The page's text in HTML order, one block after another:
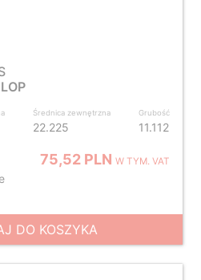
Średnica zewnętrzna
22.225
Grubość
11.112
75,52 PLNW TYM. VAT
DO KOSZYKA